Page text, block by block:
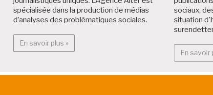
spécialisée dans la production de médias
d’analyses des problématiques sociales.
En savoir plus »En savoir plus : Alter Médialab
sociaux,
situation
En savoir